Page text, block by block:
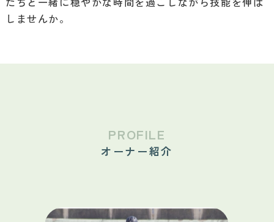
しませんか。
PROFILE
オーナー紹介